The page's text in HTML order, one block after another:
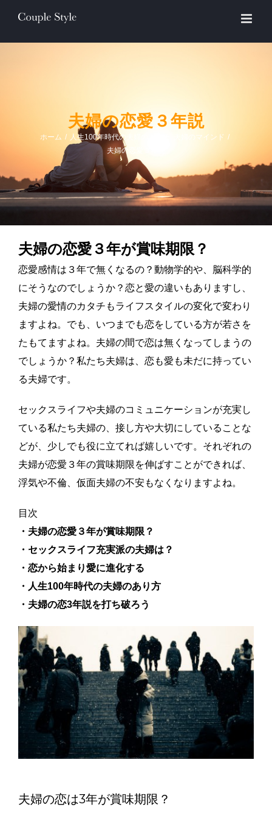
content
夫婦の恋愛３年説
ホーム / 人生100年時代の夫婦のカタチ 夫婦のマインド /
夫婦の恋愛３年説
夫婦の恋愛３年が賞味期限？
恋愛感情は３年で無くなるの？動物学的や、脳科学的
にそうなのでしょうか？恋と愛の違いもありますし、
夫婦の愛情のカタチもライフスタイルの変化で変わり
ますよね。でも、いつまでも恋をしている方が若さを
たもてますよね。夫婦の間で恋は無くなってしまうの
でしょうか？私たち夫婦は、恋も愛も未だに持ってい
る夫婦です。
セックスライフや夫婦のコミュニケーションが充実し
ている私たち夫婦の、接し方や大切にしていることな
どが、少しでも役に立てれば嬉しいです。それぞれの
夫婦が恋愛３年の賞味期限を伸ばすことができれば、
浮気や不倫、仮面夫婦の不安もなくなりますよね。
目次
・夫婦の恋愛３年が賞味期限？
・セックスライフ充実派の夫婦は？
・ 恋から始まり愛に進化する
・人生100年時代の夫婦のあり方
・夫婦の恋3年説を打ち破ろう
夫婦の恋は3年が賞味期限？